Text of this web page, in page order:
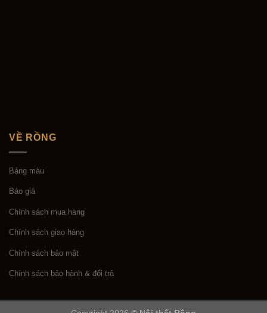
VỀ RỒNG
Bảng màu
Báo giá
Chính sách mua hàng
Chính sách giao hàng
Chính sách bảo mật
Chính sách bảo hành & đổi trả